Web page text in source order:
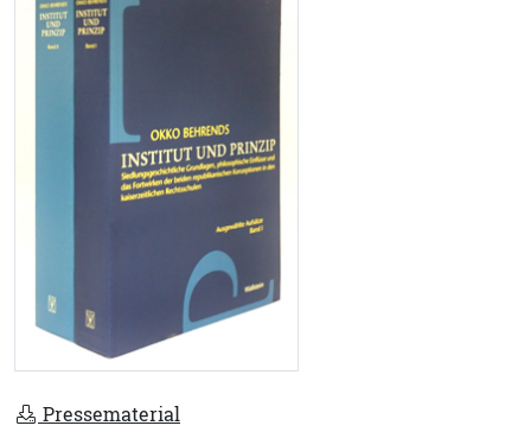
Pressematerial